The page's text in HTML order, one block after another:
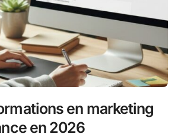
en marketing
en 2026